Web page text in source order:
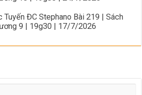
Tuyến ĐC Stephano Bài 219 | Sách
9 | 19g30 | 17/7/2026